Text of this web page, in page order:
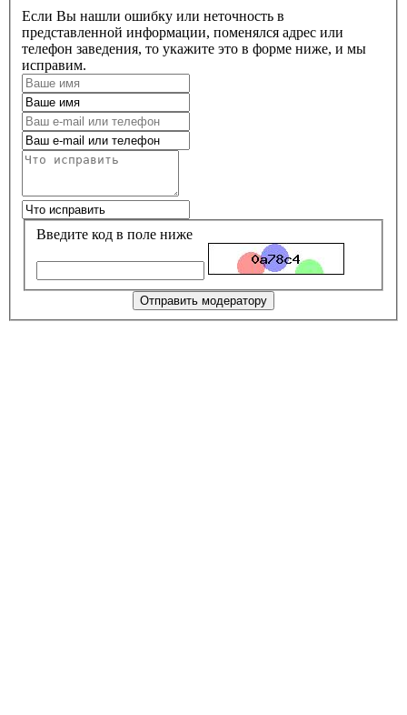
Если Вы нашли ошибку или неточность в
представленной информации, поменялся адрес или
телефон заведения, то укажите это в форме ниже, и мы
исправим.
Введите код в поле ниже
Отправить модератору